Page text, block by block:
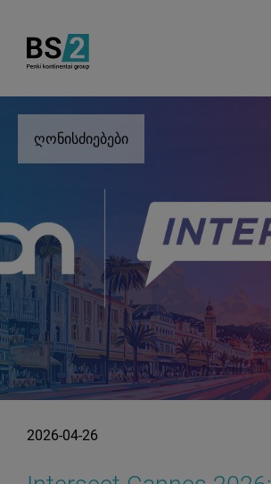
ღონისძიებები
2026-04-26